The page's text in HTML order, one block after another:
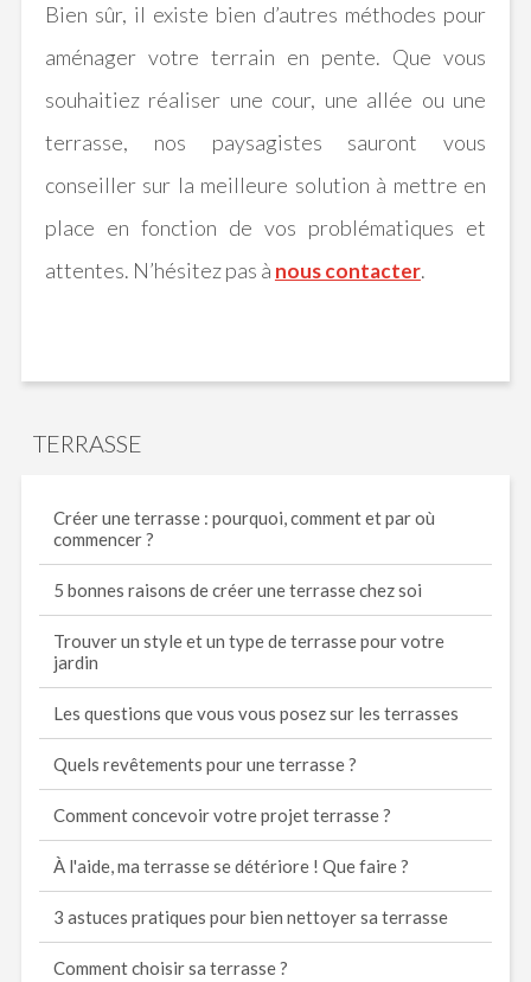
Bien sûr, il existe bien d’autres méthodes pour
aménager votre terrain en pente. Que vous
souhaitiez réaliser une cour, une allée ou une
terrasse, nos paysagistes sauront vous
conseiller sur la meilleure solution à mettre en
place en fonction de vos problématiques et
attentes. N’hésitez pas à nous contacter.
TERRASSE
Créer une terrasse : pourquoi, comment et par où
commencer ?
5 bonnes raisons de créer une terrasse chez soi
Trouver un style et un type de terrasse pour votre
jardin
Les questions que vous vous posez sur les terrasses
Quels revêtements pour une terrasse ?
Comment concevoir votre projet terrasse ?
À l'aide, ma terrasse se détériore ! Que faire ?
3 astuces pratiques pour bien nettoyer sa terrasse
Comment choisir sa terrasse ?